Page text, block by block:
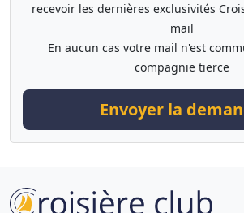
recevoir les dernières exclusivités
mail
En aucun cas votre mail n'est
compagnie tierce
Envoyer la